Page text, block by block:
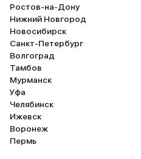
Ростов-на-Дону
Нижний Новгород
Новосибирск
Санкт-Петербург
Волгоград
Тамбов
Мурманск
Уфа
Челябинск
Ижевск
Воронеж
Пермь